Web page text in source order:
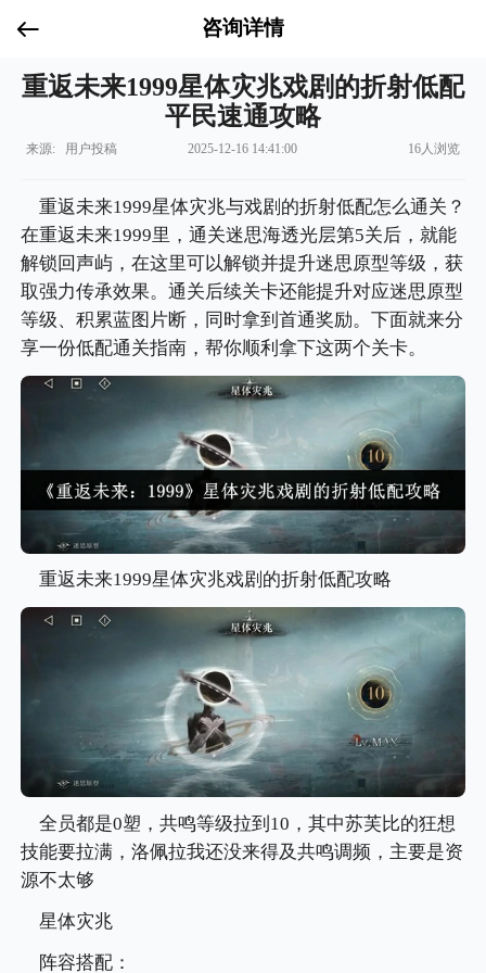
咨询详情
重返未来1999星体灾兆戏剧的折射低配
平民速通攻略
来源: 用户投稿 2025-12-16 14:41:00 16人浏览
重返未来1999星体灾兆与戏剧的折射低配怎么通关？
在重返未来1999里，通关迷思海透光层第5关后，就能
解锁回声屿，在这里可以解锁并提升迷思原型等级，获
取强力传承效果。通关后续关卡还能提升对应迷思原型
等级、积累蓝图片断，同时拿到首通奖励。下面就来分
享一份低配通关指南，帮你顺利拿下这两个关卡。
重返未来1999星体灾兆戏剧的折射低配攻略
全员都是0塑，共鸣等级拉到10，其中苏芙比的狂想
技能要拉满，洛佩拉我还没来得及共鸣调频，主要是资
源不太够
星体灾兆
阵容搭配：